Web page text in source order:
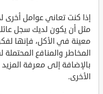
إذا كنت تعاني عوامل أخرى
مثل أن يكون لديك سجل
معينة في الأكل، فإنها
المخاطر والمنافع
بالإضافة إلى معرفة
الأخرى.